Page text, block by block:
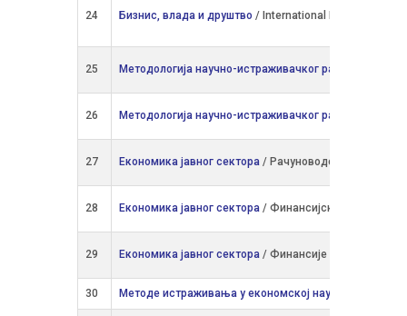
24 Бизнис, влада и друштво / International Master in
25 Методологија научно-истраживачког рада
26 Методологија научно-истраживачког рада
27 Економика јавног сектора / Рачуноводство и
28 Економика јавног сектора / Финансијско
29 Економика јавног сектора / Финансије и ревизија
30 Методе истраживања у економској науци